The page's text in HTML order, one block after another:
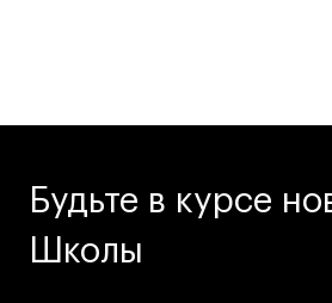
Будьте в курсе
Школы